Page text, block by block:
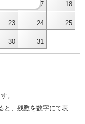
17 18
23 24 25
30 31
。
と、残数を数字にて表